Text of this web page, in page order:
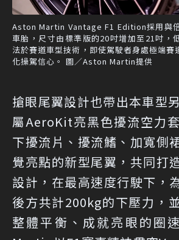
Aston Martin Vantage F1 Edition採用與
車胎，尺寸由標準版的20吋增加至21吋，
法於賽道車型技術，即使駕駛者身處極端賽
化操駕信心。 圖／Aston Martin提供
搶眼尾翼設計也帶出本車型
屬AeroKit亮黑色擾流空力
下擾流片、擾流鰭、加寬側
覺亮點的新型尾翼，共同打
設計，在最高速度行駛下，
後方共計200kg的下壓力，
整體平衡、成就亮眼的圈